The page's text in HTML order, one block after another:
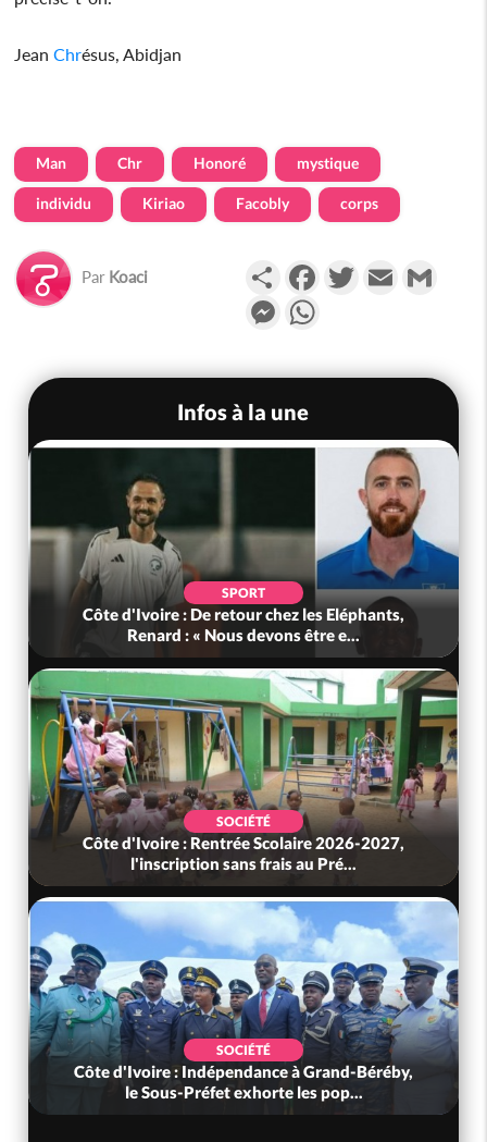
JeanChrésus, Abidjan
Man Chr Honoré mystique
individu Kiriao Facobly corps
Par Koaci PartagerFacebookTwitterEmail
Messenger
Infos à la une
SPORT
Côte d'Ivoire : De retour chez les Eléphants,
Renard : « Nous devons être e...
SOCIÉTÉ
Côte d'Ivoire : Rentrée Scolaire 2026-2027,
l'inscription sans frais au Pré...
SOCIÉTÉ
Côte d'Ivoire : Indépendance à Grand-Béréby,
le Sous-Préfet exhorte les pop...